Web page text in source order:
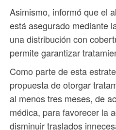
Asimismo, informó que el
está asegurado mediante
una distribución con
permite garantizar
Como parte de esta
propuesta de otorgar
al menos tres meses, de
médica, para favorecer la
disminuir traslados